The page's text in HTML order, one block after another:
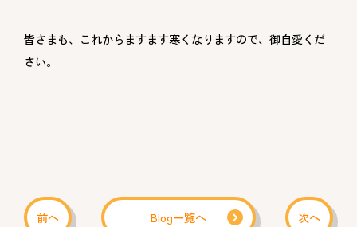
皆さまも、これからますます寒くなりますので、御自愛くだ
さい。
前へ 次へ
Blog一覧へ